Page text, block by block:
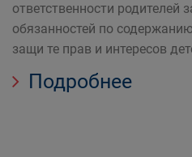
ответственности родителей
обязанностей по
защи те прав и интересов
Подробнее